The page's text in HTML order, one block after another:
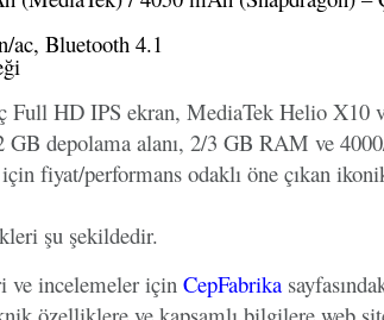
ac, Bluetooth 4.1
Full HD IPS ekran, MediaTek Helio X10
GB depolama alanı, 2/3 GB RAM ve
fiyat/performans odaklı öne çıkan
şu şekildedir.
ve incelemeler içinCepFabrika